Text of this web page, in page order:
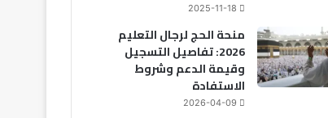
2025-11-18
منحة الحج لرجال التعليم
2026: تفاصيل التسجيل
وقيمة الدعم وشروط
الاستفادة
2026-04-09